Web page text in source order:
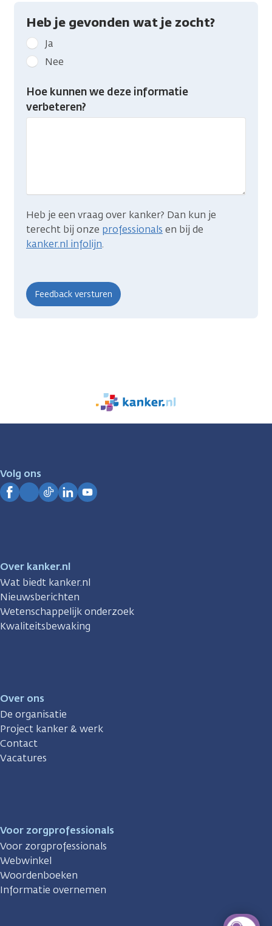
Heb je gevonden wat je zocht?
Geef
kanker.nl
feedback:
Heb
gevonden
Ja
Nee
Hoe kunnen we deze informatie
verbeteren?
Heb je een vraag over kanker? Dan kun je
terecht bij onze professionals en bij de
kanker.nl infolijn.
We
zijn
Volg ons
Over kanker.nl
Wat biedt kanker.nl
Nieuwsberichten
Wetenschappelijk onderzoek
Kwaliteitsbewaking
Over ons
De organisatie
Project kanker & werk
Contact
Vacatures
Voor zorgprofessionals
Voor zorgprofessionals
Webwinkel
Woordenboeken
Informatie overnemen